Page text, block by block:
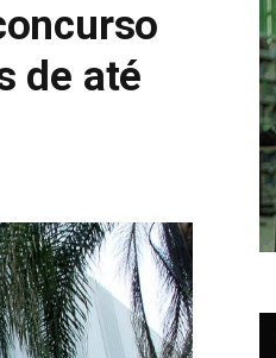
de até